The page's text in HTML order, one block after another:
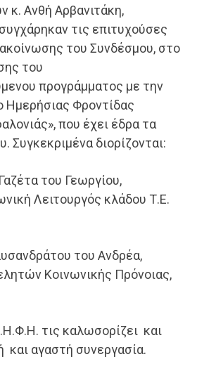
κ. Ανθή Αρβανιτάκη,
τις επιτυχούσες
του Συνδέσμου, στο
του
προγράμματος με την
Ημερήσιας Φροντίδας
που έχει έδρα τα
Συγκεκριμένα διορίζονται:
του Γεωργίου,
Λειτουργός κλάδου Τ.Ε.
του Ανδρέα,
Κοινωνικής Πρόνοιας,
τις καλωσορίζει και
και αγαστή συνεργασία.